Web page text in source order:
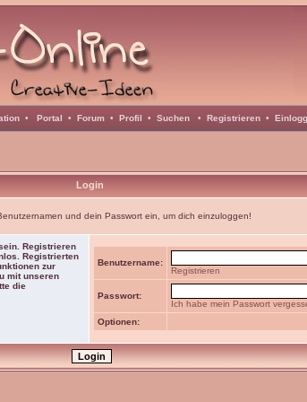
• Portal • Forum • Profil • Suchen • Registrieren •
Login
und dein Passwort ein, um dich einzuloggen!
Registrieren
Registrierten
zur
mit unseren
die
Benutzername:
Registrieren
Passwort:
Ich habe mein Passwort
Optionen: